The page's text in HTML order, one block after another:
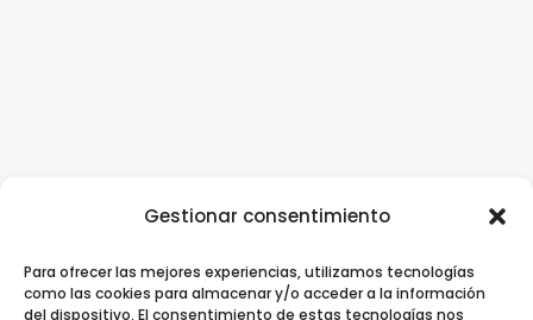
Gestionar consentimiento
Para ofrecer las mejores experiencias, utilizamos tecnologías
como las cookies para almacenar y/o acceder a la información
del dispositivo. El consentimiento de estas tecnologías nos
Clínica Dental Ziortza Ugarte/Implantes